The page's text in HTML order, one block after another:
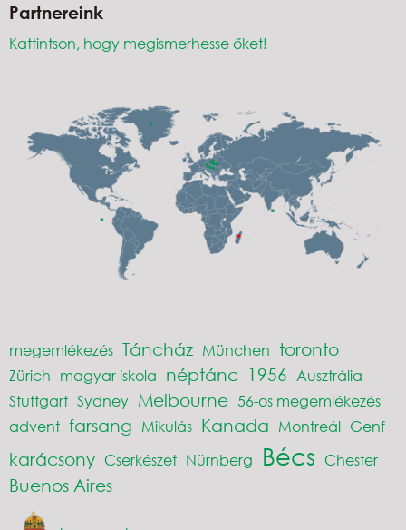
Partnereink
Kattintson, hogy megismerhesse őket!
megemlékezés Táncház München toronto
Zürich magyar iskola néptánc 1956 Ausztrália
Stuttgart Sydney Melbourne 56-os megemlékezés
advent farsang Mikulás Kanada Montreál Genf
karácsony Cserkészet Nürnberg Bécs Chester
Buenos Aires